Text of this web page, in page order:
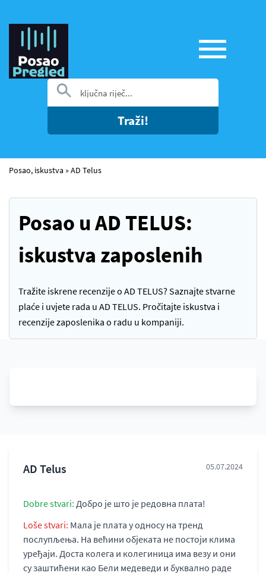
Traži!
Posao, iskustva »AD Telus
Posao u AD TELUS:
iskustva zaposlenih
Tražite iskrene recenzije o AD TELUS? Saznajte stvarne
plaće i uvjete rada u AD TELUS. Pročitajte iskustva i
recenzije zaposlenika o radu u kompaniji.
AD Telus 05.07.2024
Dobre stvari: Добро је што је редовна плата!
Loše stvari: Мала је плата у односу на тренд
послупљења. На већини објеката не постоји клима
уређаји. Доста колега и колегиница има везу и они
су заштићени као Бели медеведи и буквално раде